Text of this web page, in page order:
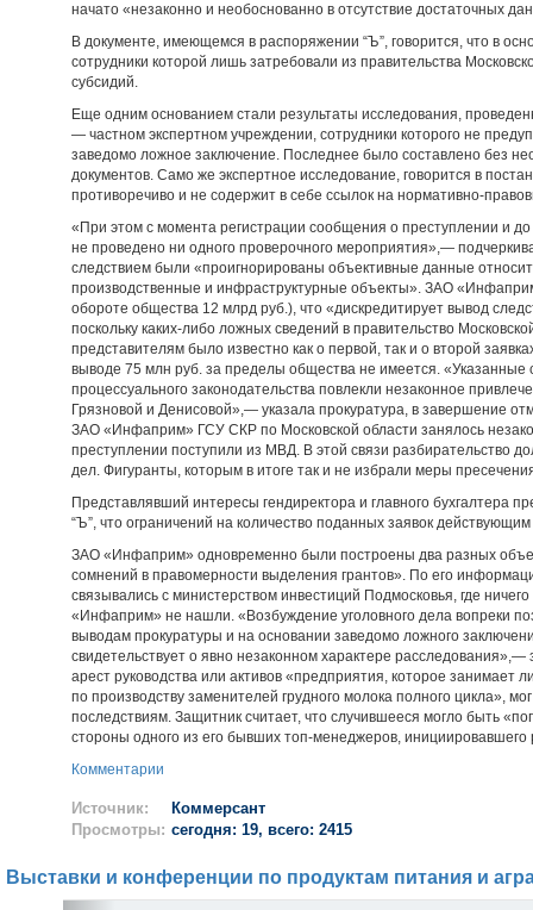
начато «незаконно и необоснованно в отсутствие достаточных
В документе, имеющемся в распоряжении “Ъ”, говорится, что в
сотрудники которой лишь затребовали из правительства
субсидий.
Еще одним основанием стали результаты исследования,
— частном экспертном учреждении, сотрудники которого не
заведомо ложное заключение. Последнее было составлено без
документов. Само же экспертное исследование, говорится в
противоречиво и не содержит в себе ссылок на нормативно-
«При этом с момента регистрации сообщения о преступлении и
не проведено ни одного проверочного мероприятия»,—
следствием были «проигнорированы объективные данные
производственные и инфраструктурные объекты». ЗАО
обороте общества 12 млрд руб.), что «дискредитирует вывод
поскольку каких-либо ложных сведений в правительство
представителям было известно как о первой, так и о второй
выводе 75 млн руб. за пределы общества не имеется.
процессуального законодательства повлекли незаконное
Грязновой и Денисовой»,— указала прокуратура, в завершение
ЗАО «Инфаприм» ГСУ СКР по Московской области занялось
преступлении поступили из МВД. В этой связи разбирательство
дел. Фигуранты, которым в итоге так и не избрали меры
Представлявший интересы гендиректора и главного бухгалтера
“Ъ”, что ограничений на количество поданных заявок
ЗАО «Инфаприм» одновременно были построены два разных
сомнений в правомерности выделения грантов». По его
связывались с министерством инвестиций Подмосковья, где
«Инфаприм» не нашли. «Возбуждение уголовного дела вопреки
выводам прокуратуры и на основании заведомо ложного
свидетельствует о явно незаконном характере
арест руководства или активов «предприятия, которое занимает
по производству заменителей грудного молока полного цикла»,
последствиям. Защитник считает, что случившееся могло быть
стороны одного из его бывших топ-менеджеров, инициировавшего
Комментарии
Источник:
Коммерсант
Просмотры: сегодня: 19, всего: 2415
Выставки и конференции по продуктам питания и